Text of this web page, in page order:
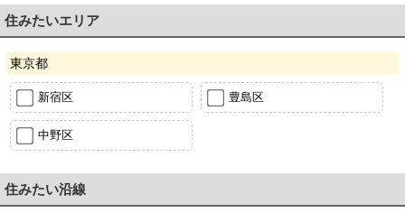
住みたいエリア
東京都
新宿区 豊島区
中野区
住みたい沿線